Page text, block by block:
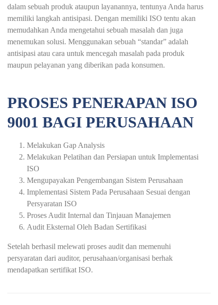
dalam sebuah produk ataupun layanannya, tentunya Anda harus
memiliki langkah antisipasi. Dengan memiliki ISO tentu akan
memudahkan Anda mengetahui sebuah masalah dan juga
menemukan solusi. Menggunakan sebuah “standar” adalah
antisipasi atau cara untuk mencegah masalah pada produk
maupun pelayanan yang diberikan pada konsumen.
PROSES PENERAPAN ISO
9001 BAGI PERUSAHAAN
Melakukan Gap Analysis
Melakukan Pelatihan dan Persiapan untuk Implementasi
ISO
Mengupayakan Pengembangan Sistem Perusahaan
Implementasi Sistem Pada Perusahaan Sesuai dengan
Persyaratan ISO
Proses Audit Internal dan Tinjauan Manajemen
Audit Eksternal Oleh Badan Sertifikasi
Setelah berhasil melewati proses audit dan memenuhi
persyaratan dari auditor, perusahaan/organisasi berhak
mendapatkan sertifikat ISO.